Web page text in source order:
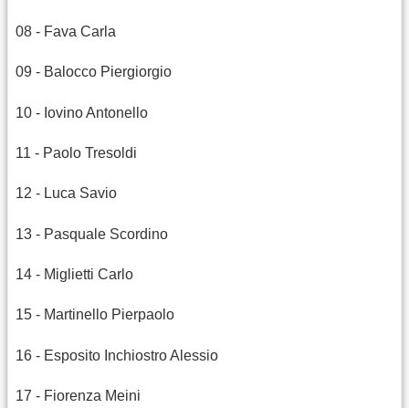
08 - Fava Carla
09 - Balocco Piergiorgio
10 - Iovino Antonello
11 - Paolo Tresoldi
12 - Luca Savio
13 - Pasquale Scordino
14 - Miglietti Carlo
15 - Martinello Pierpaolo
16 - Esposito Inchiostro Alessio
17 - Fiorenza Meini